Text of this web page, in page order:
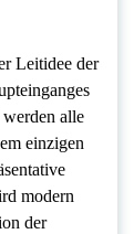
Leitidee der
alle
einzigen
modern
der